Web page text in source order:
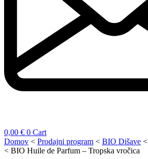
0,00 € 0 Cart
Domov < Prodajni program < BIO Dišave <
< BIO Huile de Parfum – Tropska vročica